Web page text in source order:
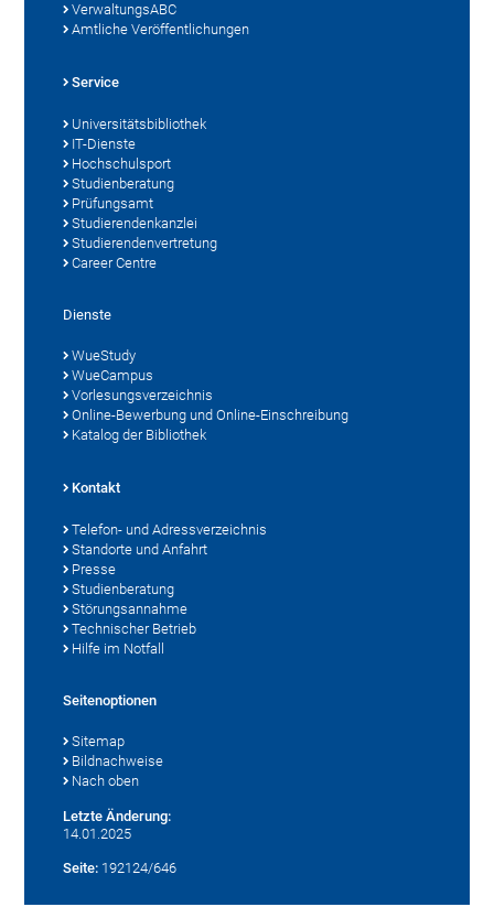
VerwaltungsABC
Amtliche Veröffentlichungen
Service
Universitätsbibliothek
IT-Dienste
Hochschulsport
Studienberatung
Prüfungsamt
Studierendenkanzlei
Studierendenvertretung
Career Centre
Dienste
WueStudy
WueCampus
Vorlesungsverzeichnis
Online-Bewerbung und Online-Einschreibung
Katalog der Bibliothek
Kontakt
Telefon- und Adressverzeichnis
Standorte und Anfahrt
Presse
Studienberatung
Störungsannahme
Technischer Betrieb
Hilfe im Notfall
Seitenoptionen
Sitemap
Bildnachweise
Nach oben
Letzte Änderung:
14.01.2025
Seite: 192124/646